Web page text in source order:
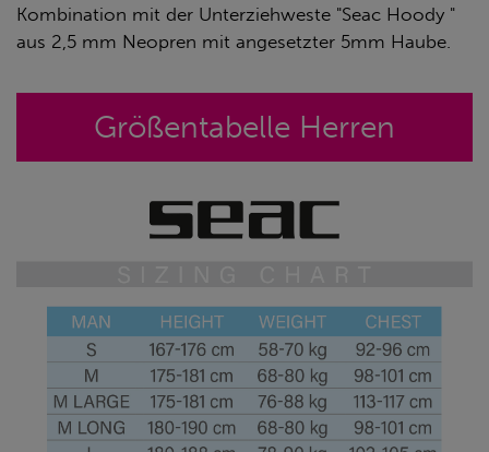
Kombination mit der Unterziehweste "Seac Hoody "
aus 2,5 mm Neopren mit angesetzter 5mm Haube.
Größentabelle Herren